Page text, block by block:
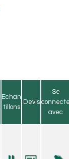
Echan
tillons
Devis
Se
avec